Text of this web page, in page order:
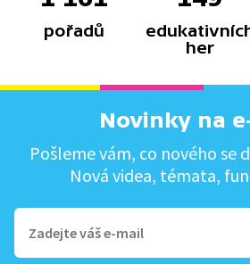
pořadů
her
Novinky na
Pošleme vám, co nového se
Nová videa, témata,